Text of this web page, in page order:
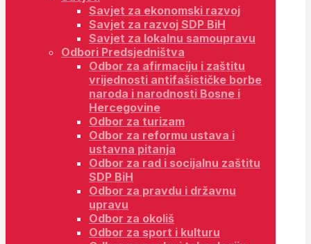
Savjet za ekonomski razvoj
Savjet za razvoj SDP BiH
Savjet za lokalnu samoupravu
Odbori Predsjedništva
Odbor za afirmaciju i zaštitu
vrijednosti antifašističke borbe
naroda i narodnosti Bosne i
Hercegovine
Odbor za turizam
Odbor za reformu ustava i
ustavna pitanja
Odbor za rad i socijalnu zaštitu
SDP BiH
Odbor za pravdu i državnu
upravu
Odbor za okoliš
Odbor za sport i kulturu